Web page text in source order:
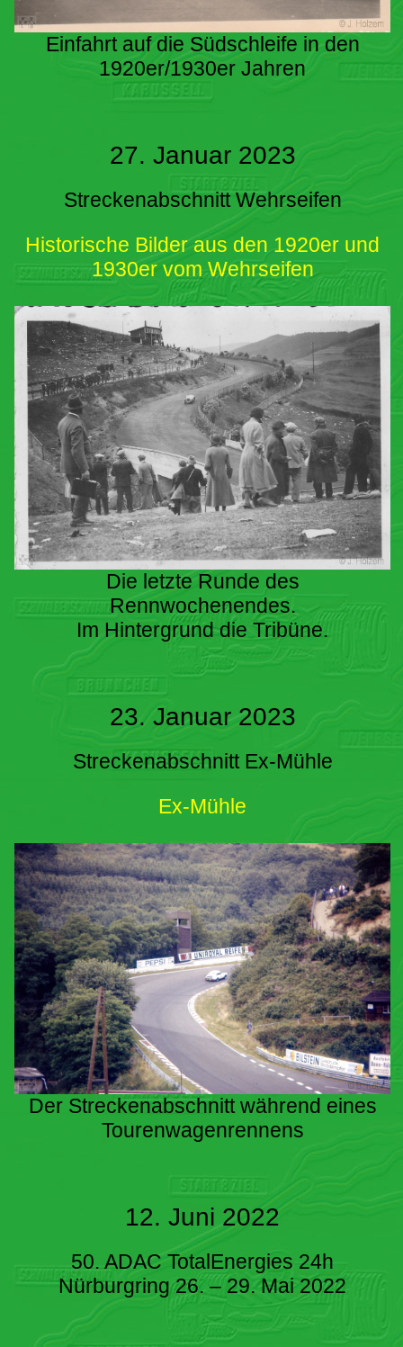
Einfahrt auf die Südschleife in den
1920er/1930er Jahren
27. Januar 2023
Streckenabschnitt Wehrseifen
Historische Bilder aus den 1920er und
1930er vom Wehrseifen
Die letzte Runde des
Rennwochenendes.
Im Hintergrund die Tribüne.
23. Januar 2023
Streckenabschnitt Ex-Mühle
Ex-Mühle
Der Streckenabschnitt während eines
Tourenwagenrennens
12. Juni 2022
50. ADAC TotalEnergies 24h
Nürburgring 26. – 29. Mai 2022